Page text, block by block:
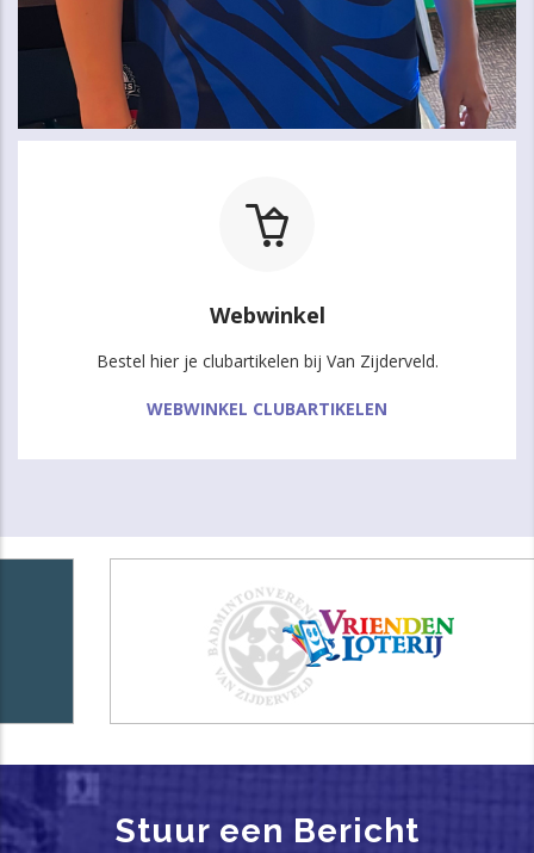
Webwinkel
Bestel hier je clubartikelen bij Van Zijderveld.
WEBWINKEL CLUBARTIKELEN
Stuur een Bericht